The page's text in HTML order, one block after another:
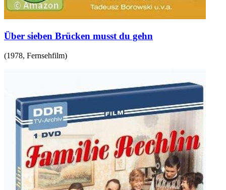
Über sieben Brücken musst du gehn
(1978, Fernsehfilm)